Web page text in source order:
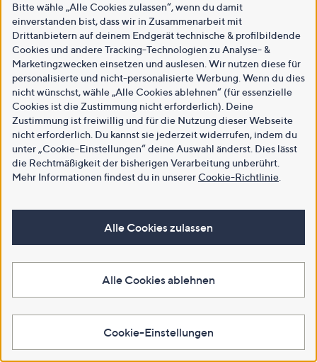
Bitte wähle „Alle Cookies zulassen“, wenn du damit
einverstanden bist, dass wir in Zusammenarbeit mit
Drittanbietern auf deinem Endgerät technische & profilbildende
Cookies und andere Tracking-Technologien zu Analyse- &
Marketingzwecken einsetzen und auslesen. Wir nutzen diese für
personalisierte und nicht-personalisierte Werbung. Wenn du dies
nicht wünschst, wähle „Alle Cookies ablehnen“ (für essenzielle
Cookies ist die Zustimmung nicht erforderlich). Deine
Zustimmung ist freiwillig und für die Nutzung dieser Webseite
nicht erforderlich. Du kannst sie jederzeit widerrufen, indem du
unter „Cookie-Einstellungen“ deine Auswahl änderst. Dies lässt
die Rechtmäßigkeit der bisherigen Verarbeitung unberührt.
Mehr Informationen findest du in unsererCookie-Richtlinie
Alle Cookies zulassen
Alle Cookies ablehnen
Cookie-Einstellungen